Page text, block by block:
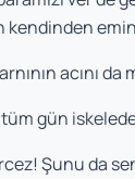
emin
acını
tüm gün
Şunu da